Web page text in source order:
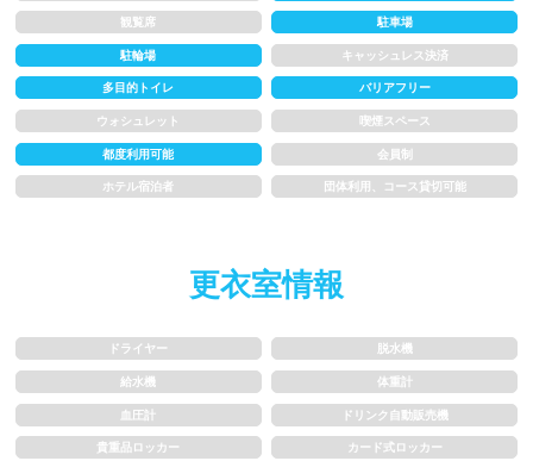
観覧席 駐車場
駐輪場 キャッシュレス決済
多目的トイレ バリアフリー
ウォシュレット 喫煙スペース
都度利用可能 会員制
ホテル宿泊者 団体利用、コース貸切可能
更衣室情報
ドライヤー 脱水機
給水機 体重計
血圧計 ドリンク自動販売機
貴重品ロッカー カード式ロッカー
レーン
3レーン以下 4レーン
5レーン
プール利用ルール
プール内撮影禁止 メイク/整髪料禁止
水泳帽必ず被る 浮き輪等遊具使用禁止